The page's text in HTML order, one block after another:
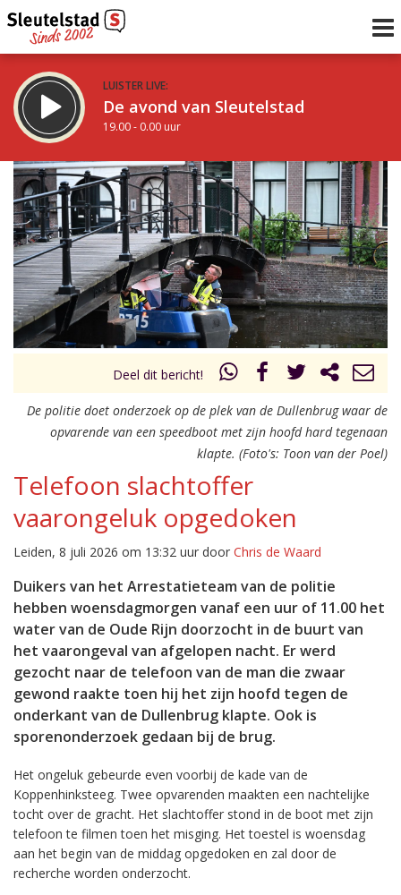
LUISTER LIVE:
De avond van Sleutelstad
19.00 - 0.00 uur
STRAKS:
De nacht van Sleutelstad
0.00 - 6.00 uur
Vorig uur
uur 1 van 0 Volgend uur
Inklappen
Deel dit bericht!
De politie doet onderzoek op de plek van de Dullenbrug waar de
opvarende van een speedboot met zijn hoofd hard tegenaan
klapte. (Foto's: Toon van der Poel)
Telefoon slachtoffer
vaarongeluk opgedoken
Leiden, 8 juli 2026 om 13:32 uur door Chris de Waard
Duikers van het Arrestatieteam van de politie
hebben woensdagmorgen vanaf een uur of 11.00 het
water van de Oude Rijn doorzocht in de buurt van
het vaarongeval van afgelopen nacht. Er werd
gezocht naar de telefoon van de man die zwaar
gewond raakte toen hij het zijn hoofd tegen de
onderkant van de Dullenbrug klapte. Ook is
sporenonderzoek gedaan bij de brug.
Het ongeluk gebeurde even voorbij de kade van de
Koppenhinksteeg. Twee opvarenden maakten een nachtelijke
tocht over de gracht. Het slachtoffer stond in de boot met zijn
telefoon te filmen toen het misging. Het toestel is woensdag
aan het begin van de middag opgedoken en zal door de
recherche worden onderzocht.